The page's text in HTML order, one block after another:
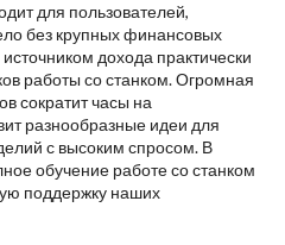
для пользователей,
без крупных финансовых
дохода практически
работы со станком. Огромная
сократит часы на
разнообразные идеи для
с высоким спросом. В
обучение работе со станком
поддержку наших